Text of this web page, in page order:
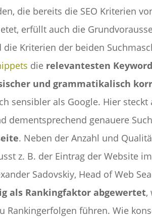
die bereits die SEO Kriterien
erfüllt auch die
die Kriterien der beiden
die relevantesten
und grammatikalisch
sensibler als Google. Hier
dementsprechend genauere
. Neben der Anzahl und
z. B. der Eintrag der Website
Sadovskiy, Head of Web
als Rankingfaktor abgewertet,
Rankingerfolgen führen. Wie